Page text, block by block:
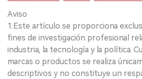
Aviso
1.Este artículo se proporciona
fines de investigación profesional
industria, la tecnología y la política.
marcas o productos se realiza
descriptivos y no constituye un